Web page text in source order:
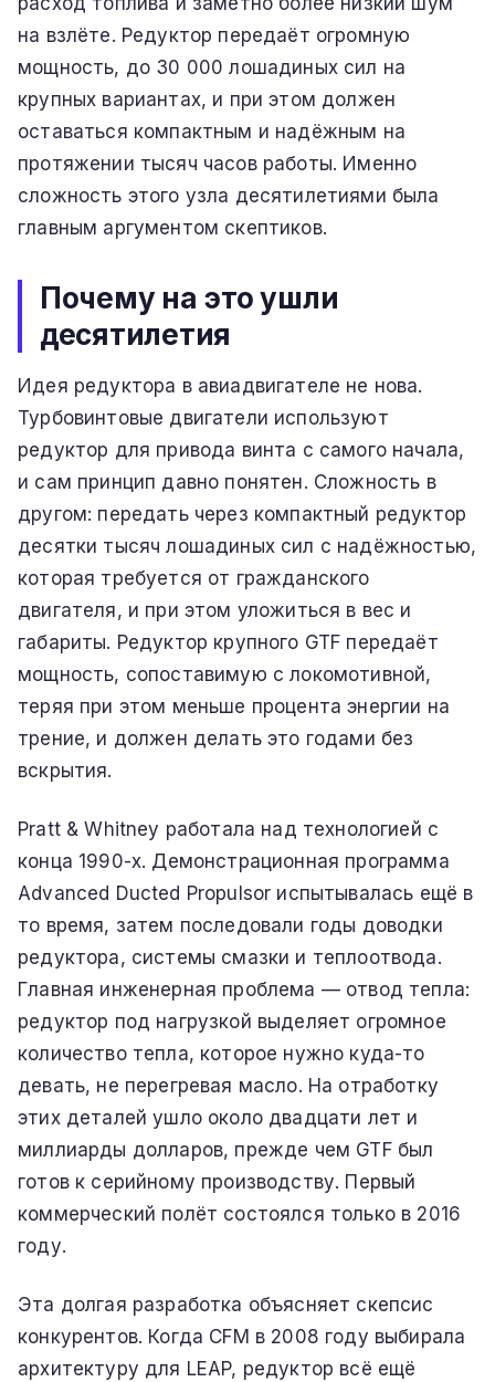
на взлёте. Редуктор передаёт огромную
мощность, до 30 000 лошадиных сил на
крупных вариантах, и при этом должен
оставаться компактным и надёжным на
протяжении тысяч часов работы. Именно
сложность этого узла десятилетиями была
главным аргументом скептиков.
Почему на это ушли
десятилетия
Идея редуктора в авиадвигателе не нова.
Турбовинтовые двигатели используют
редуктор для привода винта с самого начала,
и сам принцип давно понятен. Сложность в
другом: передать через компактный редуктор
десятки тысяч лошадиных сил с надёжностью,
которая требуется от гражданского
двигателя, и при этом уложиться в вес и
габариты. Редуктор крупного GTF передаёт
мощность, сопоставимую с локомотивной,
теряя при этом меньше процента энергии на
трение, и должен делать это годами без
вскрытия.
Pratt & Whitney работала над технологией с
конца 1990-х. Демонстрационная программа
Advanced Ducted Propulsor испытывалась ещё в
то время, затем последовали годы доводки
редуктора, системы смазки и теплоотвода.
Главная инженерная проблема — отвод тепла:
редуктор под нагрузкой выделяет огромное
количество тепла, которое нужно куда-то
девать, не перегревая масло. На отработку
этих деталей ушло около двадцати лет и
миллиарды долларов, прежде чем GTF был
готов к серийному производству. Первый
коммерческий полёт состоялся только в 2016
году.
Эта долгая разработка объясняет скепсис
конкурентов. Когда CFM в 2008 году выбирала
архитектуру для LEAP, редуктор всё ещё